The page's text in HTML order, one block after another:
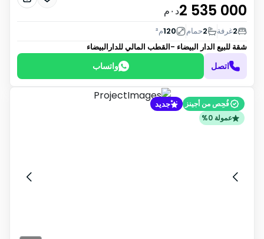
2 535 000د٠م
2غرفة 2حمام 120م²
شقة للبيع الدار البيضاء -القطب المالي للدارالبيضاء
اتصل واتساب
فُحِص من أجينز جديد
عمولة 0%